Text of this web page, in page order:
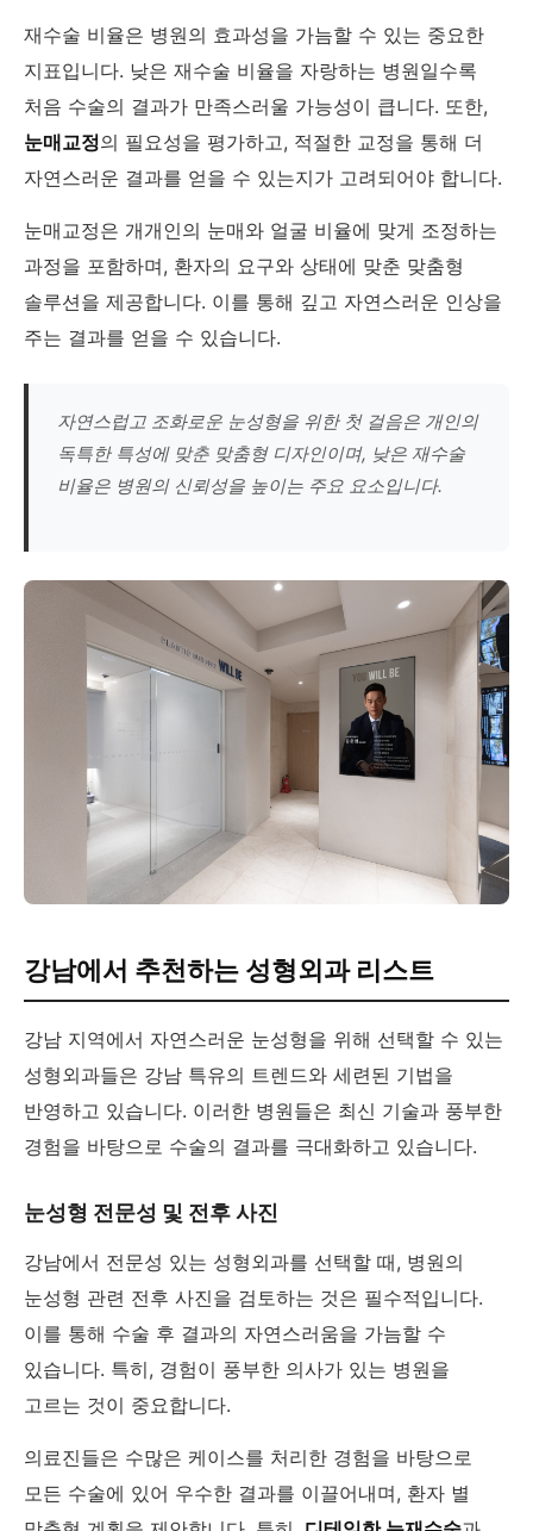
재수술 비율은 병원의 효과성을 가늠할 수 있는 중요한
지표입니다. 낮은 재수술 비율을 자랑하는 병원일수록
처음 수술의 결과가 만족스러울 가능성이 큽니다. 또한,
눈매교정의 필요성을 평가하고, 적절한 교정을 통해 더
자연스러운 결과를 얻을 수 있는지가 고려되어야 합니다.
눈매교정은 개개인의 눈매와 얼굴 비율에 맞게 조정하는
과정을 포함하며, 환자의 요구와 상태에 맞춘 맞춤형
솔루션을 제공합니다. 이를 통해 깊고 자연스러운 인상을
주는 결과를 얻을 수 있습니다.
자연스럽고 조화로운 눈성형을 위한 첫 걸음은 개인의
독특한 특성에 맞춘 맞춤형 디자인이며, 낮은 재수술
비율은 병원의 신뢰성을 높이는 주요 요소입니다.
강남에서 추천하는 성형외과 리스트
강남 지역에서 자연스러운 눈성형을 위해 선택할 수 있는
성형외과들은 강남 특유의 트렌드와 세련된 기법을
반영하고 있습니다. 이러한 병원들은 최신 기술과 풍부한
경험을 바탕으로 수술의 결과를 극대화하고 있습니다.
눈성형 전문성 및 전후 사진
강남에서 전문성 있는 성형외과를 선택할 때, 병원의
눈성형 관련 전후 사진을 검토하는 것은 필수적입니다.
이를 통해 수술 후 결과의 자연스러움을 가늠할 수
있습니다. 특히, 경험이 풍부한 의사가 있는 병원을
고르는 것이 중요합니다.
의료진들은 수많은 케이스를 처리한 경험을 바탕으로
모든 수술에 있어 우수한 결과를 이끌어내며, 환자 별